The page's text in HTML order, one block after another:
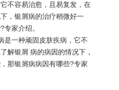
不容易治愈，且易复发，在
，银屑病的治疗稍微好一
家介绍。
是一种顽固皮肤疾病，它不
解银屑 病的病因的情况下，
那银屑病病因有哪些?专家